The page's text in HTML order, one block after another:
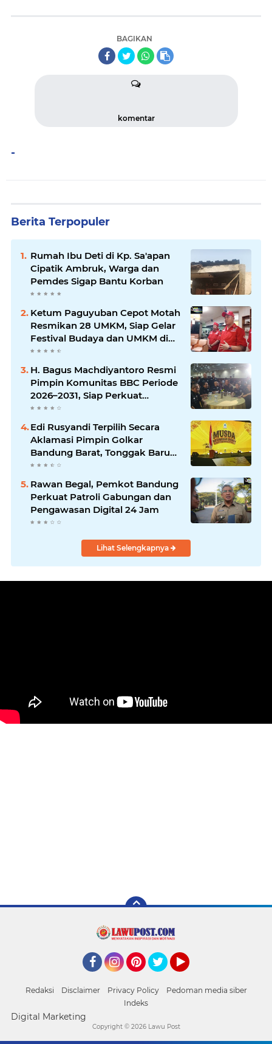
BAGIKAN
komentar
-
Berita Terpopuler
Rumah Ibu Deti di Kp. Sa'apan
Cipatik Ambruk, Warga dan
Pemdes Sigap Bantu Korban
Ketum Paguyuban Cepot Motah
Resmikan 28 UMKM, Siap Gelar
Festival Budaya dan UMKM di
Jalan Braga
H. Bagus Machdiyantoro Resmi
Pimpin Komunitas BBC Periode
2026–2031, Siap Perkuat
Solidaritas dan Hadirkan
Program Nyata untuk
Masyarakat
Edi Rusyandi Terpilih Secara
Aklamasi Pimpin Golkar
Bandung Barat, Tonggak Baru
Kepemimpinan Harmonis
"Turun Ranjang"
Rawan Begal, Pemkot Bandung
Perkuat Patroli Gabungan dan
Pengawasan Digital 24 Jam
Lihat Selengkapnya
Redaksi Disclaimer Privacy Policy
Pedoman media siber
Indeks
Digital Marketing
Copyright © 2026 Lawu Post